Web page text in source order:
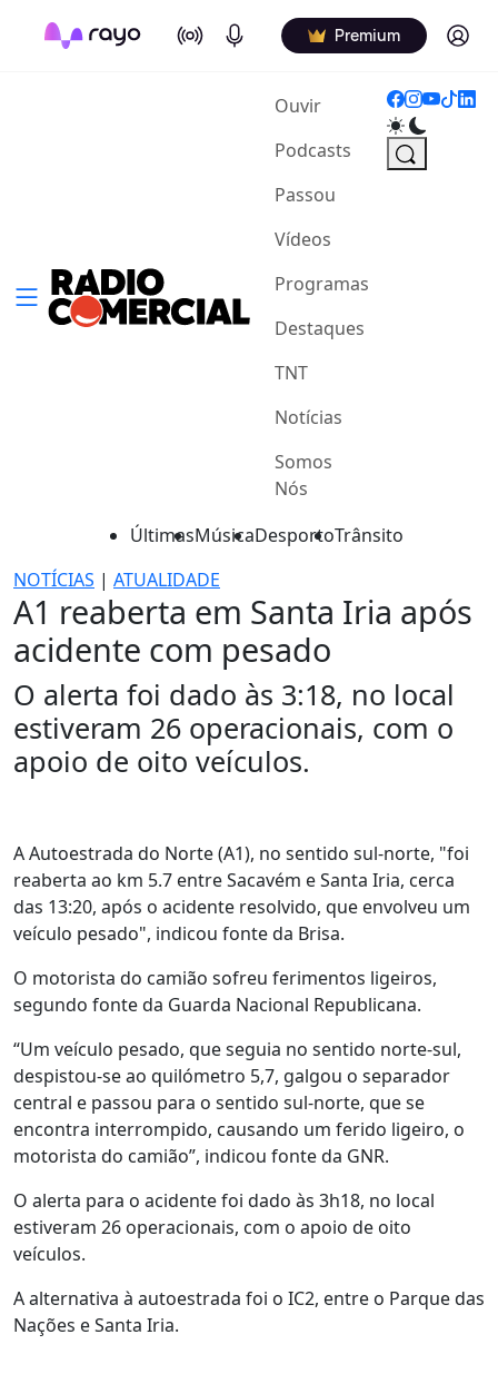
On Air Podcasts Premium Log in
Ouvir(current)
Podcasts
Passou
Vídeos
Programas
Destaques
TNT
Notícias
Somos
Nós
ÚltimasMúsicaDesportoTrânsito
NOTÍCIAS | ATUALIDADE
A1 reaberta em Santa Iria após
acidente com pesado
O alerta foi dado às 3:18, no local
estiveram 26 operacionais, com o
apoio de oito veículos.
A Autoestrada do Norte (A1), no sentido sul-norte, "foi
reaberta ao km 5.7 entre Sacavém e Santa Iria, cerca
das 13:20, após o acidente resolvido, que envolveu um
veículo pesado", indicou fonte da Brisa.
O motorista do camião sofreu ferimentos ligeiros,
segundo fonte da Guarda Nacional Republicana.
“Um veículo pesado, que seguia no sentido norte-sul,
despistou-se ao quilómetro 5,7, galgou o separador
central e passou para o sentido sul-norte, que se
encontra interrompido, causando um ferido ligeiro, o
motorista do camião”, indicou fonte da GNR.
O alerta para o acidente foi dado às 3h18, no local
estiveram 26 operacionais, com o apoio de oito
veículos.
A alternativa à autoestrada foi o IC2, entre o Parque das
Nações e Santa Iria.